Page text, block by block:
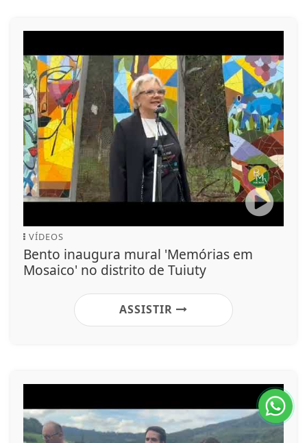
VÍDEOS
Bento inaugura mural 'Memórias em
Mosaico' no distrito de Tuiuty
ASSISTIR